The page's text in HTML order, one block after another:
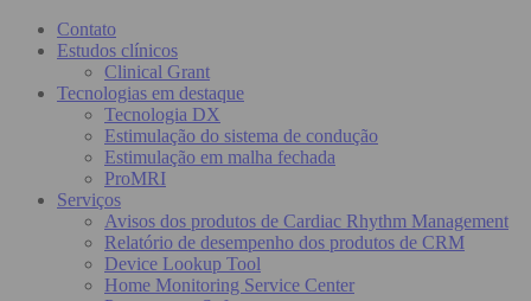
Contato
Estudos clínicos
Clinical Grant
Tecnologias em destaque
Tecnologia DX
Estimulação do sistema de condução
Estimulação em malha fechada
ProMRI
Serviços
Avisos dos produtos de Cardiac Rhythm Management
Relatório de desempenho dos produtos de CRM
Device Lookup Tool
Home Monitoring Service Center